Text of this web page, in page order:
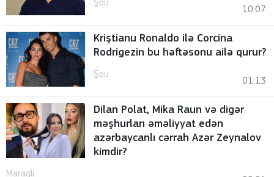
Şou
10:07
Kriştianu Ronaldo ilə Corcina
Rodrigezin bu həftəsonu ailə qurur?
Şou
01:13
Dilan Polat, Mika Raun və digər
məşhurları əməliyyat edən
azərbaycanlı cərrah Azər Zeynalov
kimdir?
Maraqlı